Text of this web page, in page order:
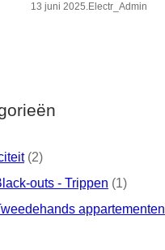
13 juni 2025.Electr_Admin
(2)
outs - Trippen (1)
appartementen